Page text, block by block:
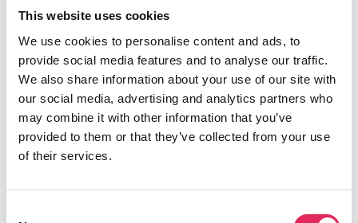
This website uses cookies
We use cookies to personalise content and ads, to
provide social media features and to analyse our traffic.
We also share information about your use of our site with
our social media, advertising and analytics partners who
may combine it with other information that you’ve
provided to them or that they’ve collected from your use
of their services.
publikumsundersøgelsen gratis. Tilmelding til
publikumsundersøgelsen giver adgang til
dashboardet, så længe abonnementet er aktivt. Ved
opsigelse af abonnement mister man adgang til
dashboardet. Abonnement koster 5.000,00 kr. eks
moms årligt.
Man kan også købe publikumsundersøgelsen uden
abonnement for 7.000,00 kr. eks moms. Køb af en
dashboardet, skal man betale for et nyt år eller tegne